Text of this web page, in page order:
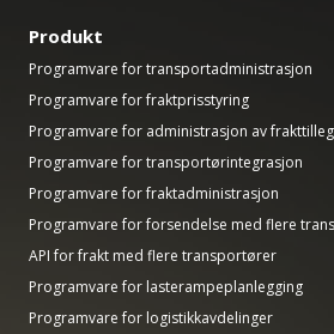
Produkt
Programvare for transportadministrasjon
Programvare for fraktprisstyring
Programvare for administrasjon av
Programvare for transportørintegrasjon
Programvare for fraktadministrasjon
Programvare for forsendelse med flere
API for frakt med flere transportører
Programvare for lasterampeplanlegging
Programvare for logistikkavdelinger